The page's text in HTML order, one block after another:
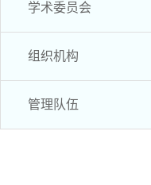
学术委员会
组织机构
管理队伍